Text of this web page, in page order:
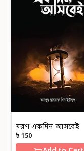
মরণ একদিন আসবেই
৳ 150